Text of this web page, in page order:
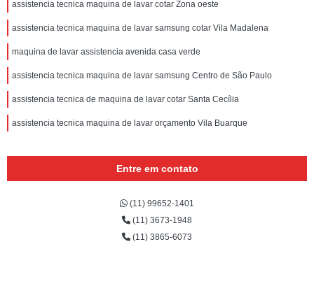
assistencia tecnica maquina de lavar cotar Zona oeste
assistencia tecnica maquina de lavar samsung cotar Vila Madalena
maquina de lavar assistencia avenida casa verde
assistencia tecnica maquina de lavar samsung Centro de São Paulo
assistencia tecnica de maquina de lavar cotar Santa Cecília
assistencia tecnica maquina de lavar orçamento Vila Buarque
Entre em contato
(11) 99652-1401
(11) 3673-1948
(11) 3865-6073